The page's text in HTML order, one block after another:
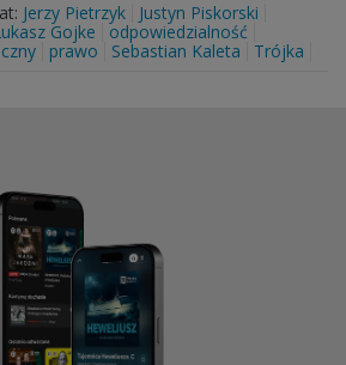
Jerzy Pietrzyk
Justyn Piskorski
Gojke
odpowiedzialność
prawo Sebastian Kaleta Trójka